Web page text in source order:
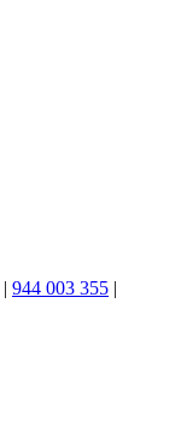
| 944 003 355 |